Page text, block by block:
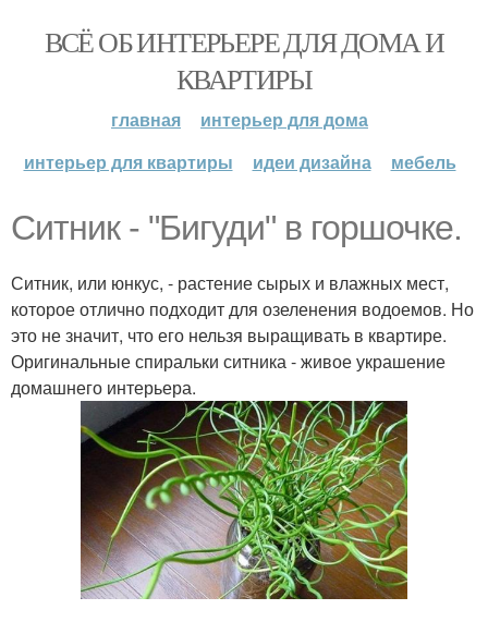
ВСЁ ОБ ИНТЕРЬЕРЕ ДЛЯ ДОМА И
КВАРТИРЫ
главная
интерьер для дома
интерьер для квартиры
идеи дизайна мебель
Ситник - "Бигуди" в горшочке.
Ситник, или юнкус, - растение сырых и влажных мест,
которое отлично подходит для озеленения водоемов. Но
это не значит, что его нельзя выращивать в квартире.
Оригинальные спиральки ситника - живое украшение
домашнего интерьера.